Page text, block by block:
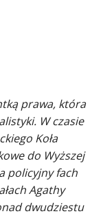
prawa, która
W czasie
Koła
do Wyższej
policyjny fach
Agathy
dwudziestu